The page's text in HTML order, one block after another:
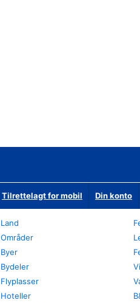
Tilrettelagt for mobil Din konto
Land
Områder
Byer
Bydeler
Flyplasser
Hoteller